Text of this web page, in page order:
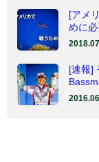
[アメ
めに必
[速報]